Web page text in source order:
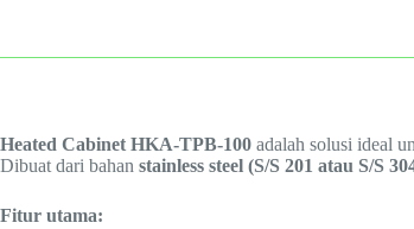
Heated Cabinet HKA-TPB-100 adalah solusi ideal
Dibuat dari bahan stainless steel (S/S 201 atau S/S
Fitur utama: